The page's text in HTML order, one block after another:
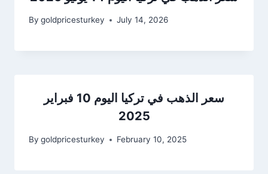
By goldpricesturkey July 14, 2026
سعر الذهب في تركيا اليوم 10 فبراير
2025
By goldpricesturkey February 10, 2025